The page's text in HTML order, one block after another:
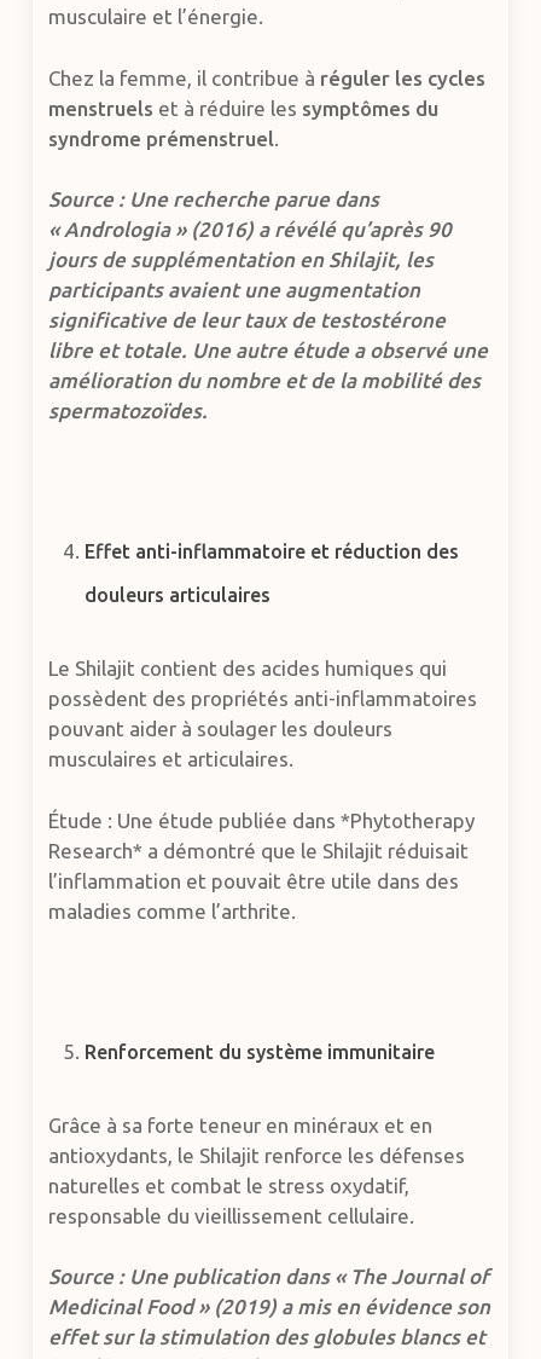
musculaire et l’énergie.
Chez la femme, il contribue à réguler les cycles
menstruels et à réduire les symptômes du
syndrome prémenstruel.
Source : Une recherche parue dans
« Andrologia » (2016) a révélé qu’après 90
jours de supplémentation en Shilajit, les
participants avaient une augmentation
significative de leur taux de testostérone
libre et totale. Une autre étude a observé une
amélioration du nombre et de la mobilité des
spermatozoïdes.
Effet anti-inflammatoire et réduction des
douleurs articulaires
Le Shilajit contient des acides humiques qui
possèdent des propriétés anti-inflammatoires
pouvant aider à soulager les douleurs
musculaires et articulaires.
Étude : Une étude publiée dans *Phytotherapy
Research* a démontré que le Shilajit réduisait
l’inflammation et pouvait être utile dans des
maladies comme l’arthrite.
Renforcement du système immunitaire
Grâce à sa forte teneur en minéraux et en
antioxydants, le Shilajit renforce les défenses
naturelles et combat le stress oxydatif,
responsable du vieillissement cellulaire.
Source : Une publication dans « The Journal of
Medicinal Food » (2019) a mis en évidence son
effet sur la stimulation des globules blancs et